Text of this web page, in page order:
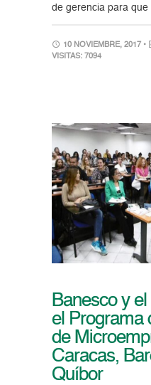
de gerencia para
10 NOVIEMBRE, 2017 •
VISITAS: 7094
Banesco y
el Programa
de
Caracas,
Quíbor